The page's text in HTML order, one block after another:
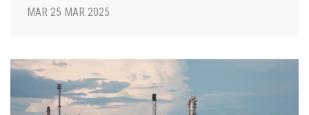
MAR 25 MAR 2025